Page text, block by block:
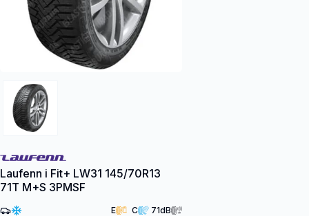
Laufenn i Fit+ LW31 145/70R13
71T M+S 3PMSF
E C 71dB